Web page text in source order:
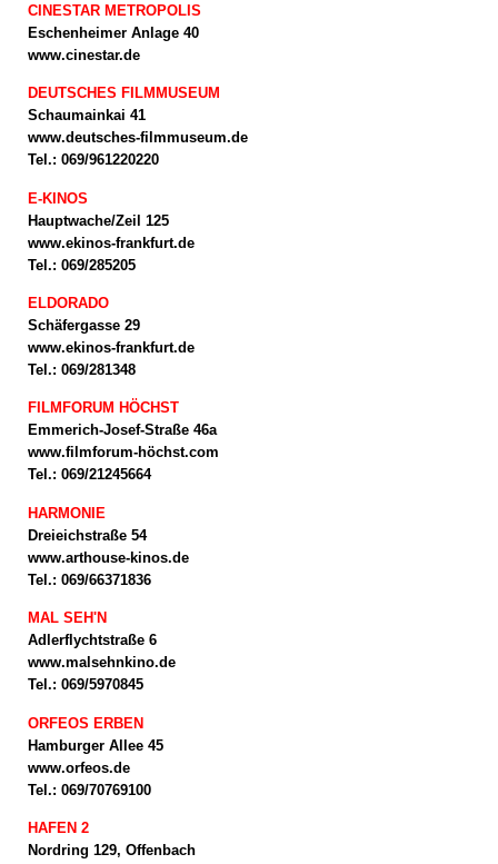
CINESTAR METROPOLIS
Eschenheimer Anlage 40
www.cinestar.de
DEUTSCHES FILMMUSEUM
Schaumainkai 41
www.deutsches-filmmuseum.de
Tel.: 069/961220220
E-KINOS
Hauptwache/Zeil 125
www.ekinos-frankfurt.de
Tel.: 069/285205
ELDORADO
Schäfergasse 29
www.ekinos-frankfurt.de
Tel.: 069/281348
FILMFORUM HÖCHST
Emmerich-Josef-Straße 46a
www.filmforum-höchst.com
Tel.: 069/21245664
HARMONIE
Dreieichstraße 54
www.arthouse-kinos.de
Tel.: 069/66371836
MAL SEH'N
Adlerflychtstraße 6
www.malsehnkino.de
Tel.: 069/5970845
ORFEOS ERBEN
Hamburger Allee 45
www.orfeos.de
Tel.: 069/70769100
HAFEN 2
Nordring 129, Offenbach